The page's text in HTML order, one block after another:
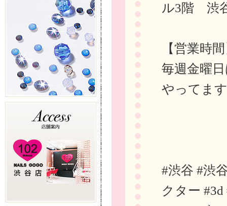
ル3階 渋
【営業時
毎週金曜
やってま
#渋谷 #渋
クター